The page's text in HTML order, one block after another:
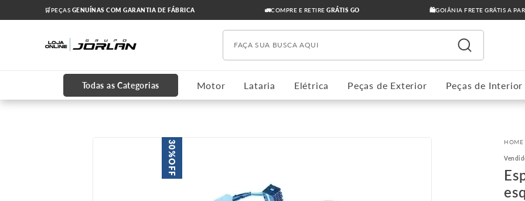
🛒PEÇAS GENUÍNAS COM GARANTIA DE FÁBRICA 🚛COMPRE E RETIREGRÁTIS GO 🛍️GOIÂNIA FRETE GRÁTIS A
Faça sua busca aqui
Todas as Categorias Motor Lataria Elétrica Peças de Exterior Peças de Interior
30%
OFF
1
chevrolet
2º
onix